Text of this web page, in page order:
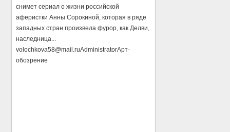
снимет сериал о жизни российской
аферистки Анны Сорокиной, которая в ряде
западных стран произвела фурор, как Делви,
наследница...
volochkova58@mail.ruAdministratorАрт-
обозрение